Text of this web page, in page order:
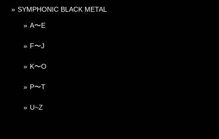
SYMPHONIC BLACK METAL
A〜E
F〜J
K〜O
P〜T
U~Z